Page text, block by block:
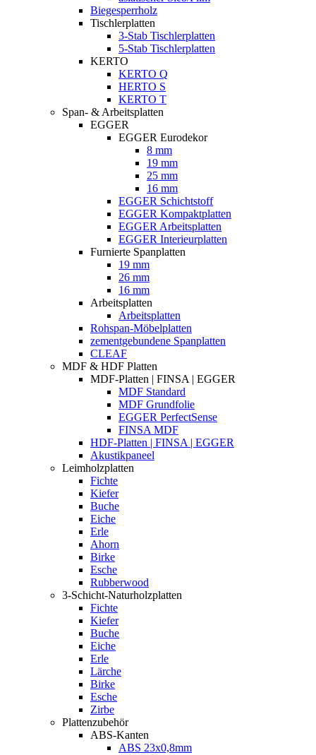
Biegesperrholz
Tischlerplatten
3-Stab Tischlerplatten
5-Stab Tischlerplatten
KERTO
KERTO Q
HERTO S
KERTO T
Span- & Arbeitsplatten
EGGER
EGGER Eurodekor
8 mm
19 mm
25 mm
16 mm
EGGER Schichtstoff
EGGER Kompaktplatten
EGGER Arbeitsplatten
EGGER Interieurplatten
Furnierte Spanplatten
19 mm
26 mm
16 mm
Arbeitsplatten
Arbeitsplatten
Rohspan-Möbelplatten
zementgebundene Spanplatten
CLEAF
MDF & HDF Platten
MDF-Platten | FINSA | EGGER
MDF Standard
MDF Grundfolie
EGGER PerfectSense
FINSA MDF
HDF-Platten | FINSA | EGGER
Akustikpaneel
Leimholzplatten
Fichte
Kiefer
Buche
Eiche
Erle
Ahorn
Birke
Esche
Rubberwood
3-Schicht-Naturholzplatten
Fichte
Kiefer
Buche
Eiche
Erle
Lärche
Birke
Esche
Zirbe
Plattenzubehör
ABS-Kanten
ABS 23x0,8mm